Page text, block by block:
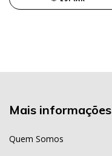
Mais informações
Quem Somos